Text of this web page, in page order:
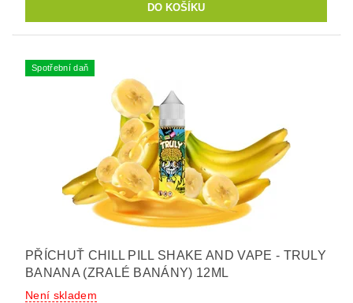
Spotřební daň
PŘÍCHUŤ CHILL PILL SHAKE AND VAPE - TRULY
BANANA (ZRALÉ BANÁNY) 12ML
Není skladem